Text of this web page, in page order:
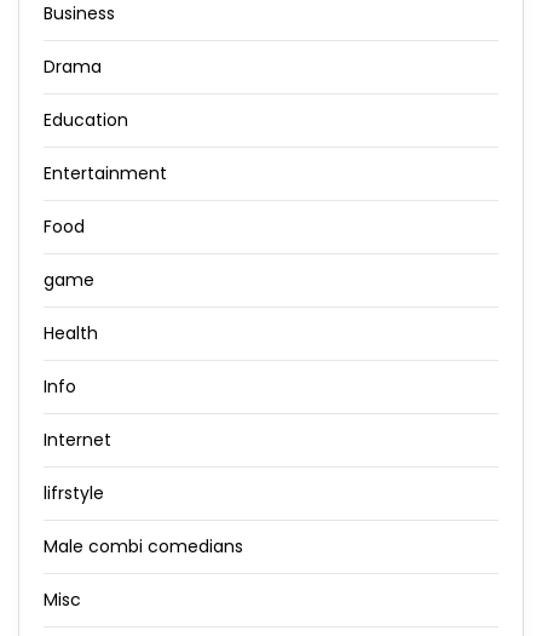
Business
Drama
Education
Entertainment
Food
game
Health
Info
Internet
lifrstyle
Male combi comedians
Misc